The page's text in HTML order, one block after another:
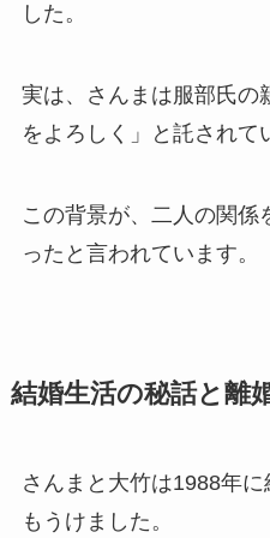
した。
実は、さんまは服部氏の
をよろしく」と託されて
この背景が、二人の関係
ったと言われています。
結婚生活の秘話と離
さんまと大竹は1988年
もうけました。